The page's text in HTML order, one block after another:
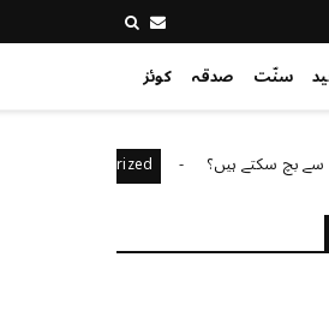
سنّت صدقہ کوئز
ہیں؟ Uncategorized